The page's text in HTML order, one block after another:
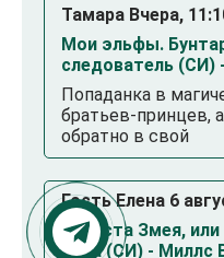
Тамара Вчера,
Мои эльфы.
следователь (СИ)
Попаданка в
братьев-принцев,
обратно в свой
Гость Елена 6
Невеста Змея,
Нага (СИ) - Миллс